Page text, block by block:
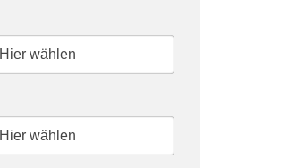
Hier wählen
Hier wählen